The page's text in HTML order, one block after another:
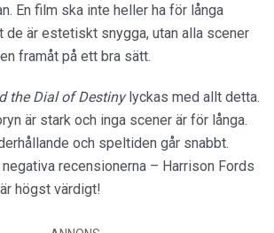
En film ska inte heller ha för långa
de är estetiskt snygga, utan alla scener
framåt på ett bra sätt.
the Dial of Destinylyckas med allt detta.
är stark och inga scener är för långa.
och speltiden går snabbt.
recensionerna – Harrison Fords
högst värdigt!